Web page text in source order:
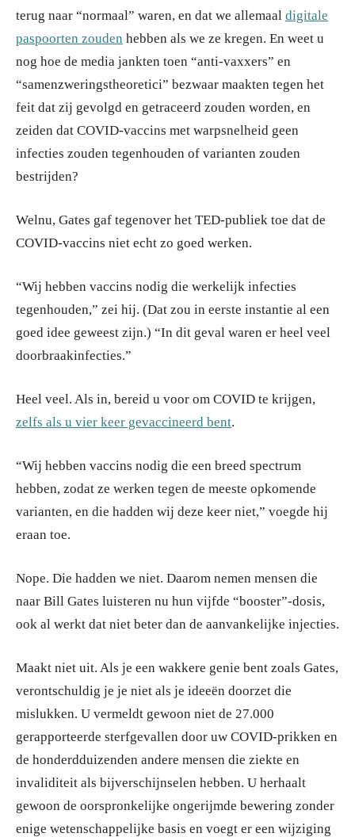
terug naar “normaal” waren, en dat we allemaal digitale
paspoorten zouden hebben als we ze kregen. En weet u
nog hoe de media jankten toen “anti-vaxxers” en
“samenzweringstheoretici” bezwaar maakten tegen het
feit dat zij gevolgd en getraceerd zouden worden, en
zeiden dat COVID-vaccins met warpsnelheid geen
infecties zouden tegenhouden of varianten zouden
bestrijden?
Welnu, Gates gaf tegenover het TED-publiek toe dat de
COVID-vaccins niet echt zo goed werken.
“Wij hebben vaccins nodig die werkelijk infecties
tegenhouden,” zei hij. (Dat zou in eerste instantie al een
goed idee geweest zijn.) “In dit geval waren er heel veel
doorbraakinfecties.”
Heel veel. Als in, bereid u voor om COVID te krijgen,
zelfs als u vier keer gevaccineerd bent.
“Wij hebben vaccins nodig die een breed spectrum
hebben, zodat ze werken tegen de meeste opkomende
varianten, en die hadden wij deze keer niet,” voegde hij
eraan toe.
Nope. Die hadden we niet. Daarom nemen mensen die
naar Bill Gates luisteren nu hun vijfde “booster”-dosis,
ook al werkt dat niet beter dan de aanvankelijke injecties.
Maakt niet uit. Als je een wakkere genie bent zoals Gates,
verontschuldig je je niet als je ideeën doorzet die
mislukken. U vermeldt gewoon niet de 27.000
gerapporteerde sterfgevallen door uw COVID-prikken en
de honderdduizenden andere mensen die ziekte en
invaliditeit als bijverschijnselen hebben. U herhaalt
gewoon de oorspronkelijke ongerijmde bewering zonder
enige wetenschappelijke basis en voegt er een wijziging